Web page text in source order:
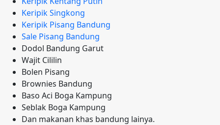
Keripik Singkong
Keripik Pisang Bandung
Sale Pisang Bandung
Dodol Bandung Garut
Wajit Cililin
Bolen Pisang
Brownies Bandung
Baso Aci Boga Kampung
Seblak Boga Kampung
Dan makanan khas bandung lainya.